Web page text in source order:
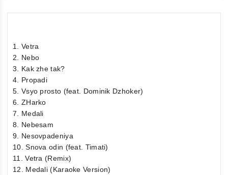
1. Vetra
2. Nebo
3. Kak zhe tak?
4. Propadi
5. Vsyo prosto (feat. Dominik Dzhoker)
6. ZHarko
7. Medali
8. Nebesam
9. Nesovpadeniya
10. Snova odin (feat. Timati)
11. Vetra (Remix)
12. Medali (Karaoke Version)